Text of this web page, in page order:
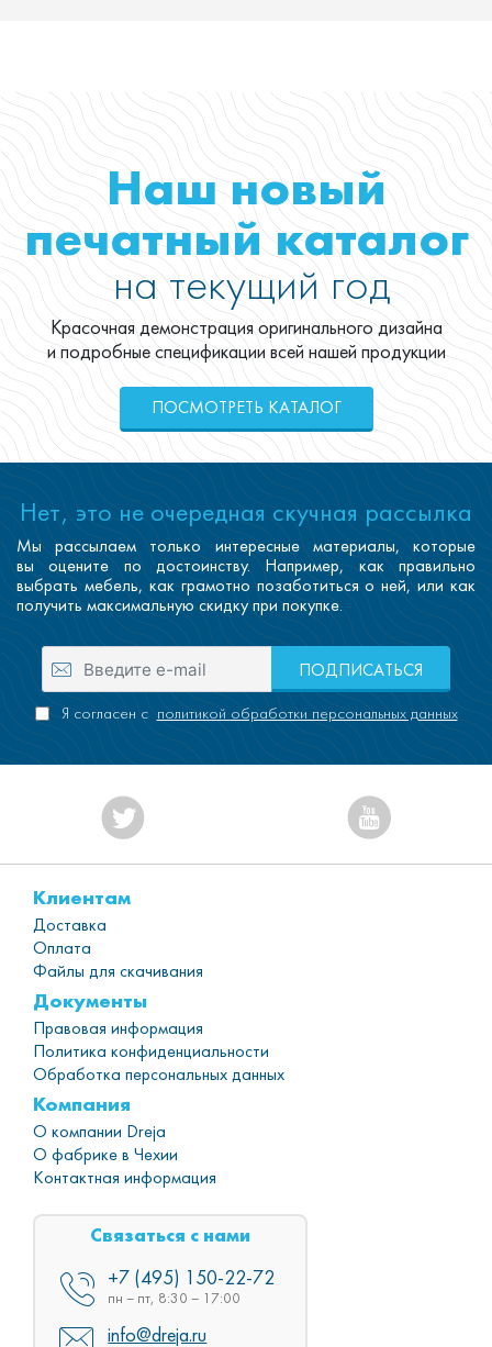
Наш новый
печатный каталог
на текущий год
Красочная демонстрация оригинального дизайна
и подробные спецификации всей нашей продукции
ПОСМОТРЕТЬ КАТАЛОГ
Нет, это не очередная скучная рассылка
Мы рассылаем только интересные материалы, которые
вы оцените по достоинству. Например, как правильно
выбрать мебель, как грамотно позаботиться о ней, или как
получить максимальную скидку при покупке.
ПОДПИСАТЬСЯ
Я согласен с политикой обработки персональных данных
Клиентам
Доставка
Оплата
Файлы для скачивания
Документы
Правовая информация
Политика конфиденциальности
Обработка персональных данных
Компания
О компании Dreja
О фабрике в Чехии
Контактная информация
Связаться с нами
+7 (495) 150-22-72
пн – пт, 8:30 – 17:00
info@dreja.ru